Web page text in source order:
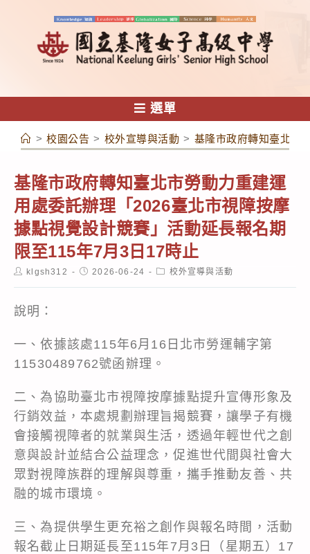
容
選單
> 校園公告 > 校外宣導與活動 > 基隆市政府轉知臺北市
基隆市政府轉知臺北市勞動力重建運
用處委託辦理「2026臺北市視障按摩
據點視覺設計競賽」活動延長報名期
限至115年7月3日17時止
Postklgsh312
Post2026-06-24
Post校外宣導與活動
說明：
一、依據該處115年6月16日北市勞運輔字第
11530489762號函辦理。
二、為協助臺北市視障按摩據點提升宣傳形象及
行銷效益，本處規劃辦理旨揭競賽，讓學子有機
會接觸視障者的就業與生活，透過年輕世代之創
意與設計並結合公益理念，促進世代間與社會大
眾對視障族群的理解與尊重，攜手推動友善、共
融的城市環境。
三、為提供學生更充裕之創作與報名時間，活動
報名截止日期延長至115年7月3日（星期五）17